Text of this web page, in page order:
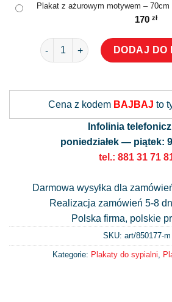
Plakat z ażurowym motywem –
170 zł
ilość Plakat z ażurowym
DODAJ DO
Cena z kodem BAJBAJ to
Infolinia
poniedziałek — piątek:
tel.: 881 31 71
Darmowa wysyłka dla
Realizacja zamówień 5-8
Polska firma, polskie
SKU: art/850177-m
Kategorie: Plakaty do sypialni